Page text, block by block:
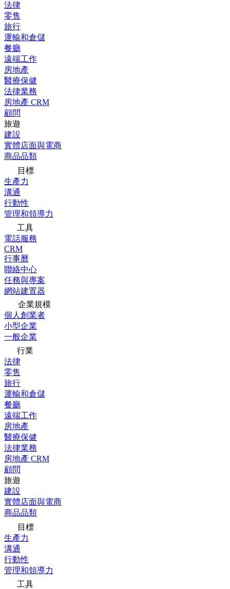
法律
零售
旅行
運輸和倉儲
餐廳
遠端工作
房地產
醫療保健
法律業務
房地產 CRM
顧問
旅遊
建設
實體店面與電商
商品品類
目標
生產力
溝通
行動性
管理和領導力
工具
電話服務
CRM
行事曆
聯絡中心
任務與專案
網站建置器
企業規模
個人創業者
小型企業
一般企業
行業
法律
零售
旅行
運輸和倉儲
餐廳
遠端工作
房地產
醫療保健
法律業務
房地產 CRM
顧問
旅遊
建設
實體店面與電商
商品品類
目標
生產力
溝通
行動性
管理和領導力
工具